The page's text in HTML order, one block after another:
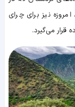
نیز برای چرای
قرار می‌گیرد.